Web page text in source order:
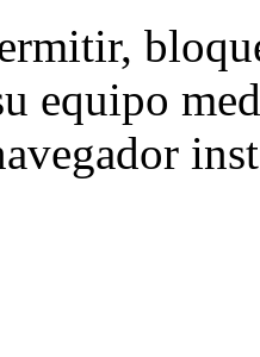
equipo